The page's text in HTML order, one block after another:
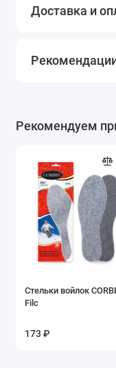
Доставка и
Рекомендуем
Стельки войлок
Filc
173 ₽